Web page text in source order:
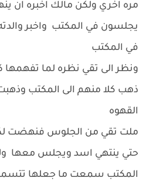
مره اخري ولكن مالك اخبره
يجلسون في المكتب واخبر
في المكتب
ونظر الى تقي نظره لما تفهمها
ذهب كلا منهم الى المكتب
القهوه
ملت تقي من الجلوس فنهضت
حتي ينتهي اسد ويجلس معها
المكتب سمعت ما جعلها